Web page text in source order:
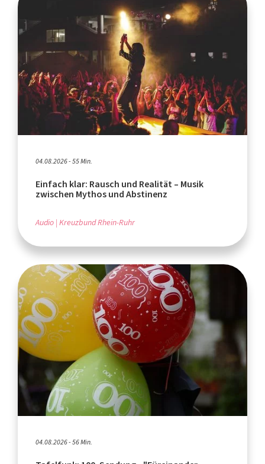
04.08.2026 - 55 Min.
Einfach klar: Rausch und Realität – Musik
zwischen Mythos und Abstinenz
Audio Kreuzbund Rhein-Ruhr
04.08.2026 - 56 Min.